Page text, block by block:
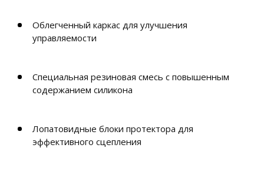
Облегченный каркас для улучшения
управляемости
Специальная резиновая смесь с повышенным
содержанием силикона
Лопатовидные блоки протектора для
эффективного сцепления